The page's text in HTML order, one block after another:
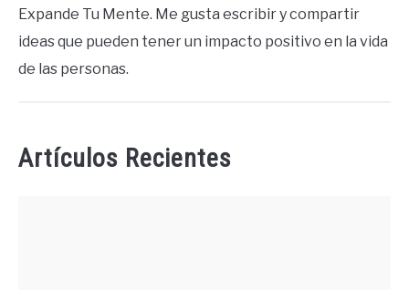
Expande Tu Mente. Me gusta escribir y compartir
ideas que pueden tener un impacto positivo en la vida
de las personas.
Artículos Recientes